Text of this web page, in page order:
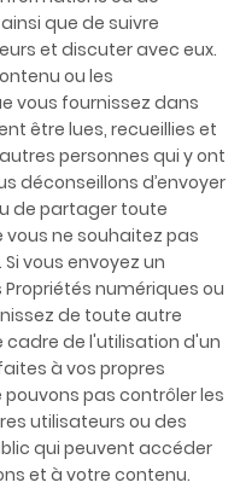
que de suivre
et discuter avec eux.
ou les
vous fournissez dans
être lues, recueillies et
personnes qui y ont
déconseillons d’envoyer
de partager toute
ne souhaitez pas
vous envoyez un
numériques ou
de toute autre
cadre de l'utilisation d'un
à vos propres
pouvons pas contrôler les
utilisateurs ou des
qui peuvent accéder
et à votre contenu.